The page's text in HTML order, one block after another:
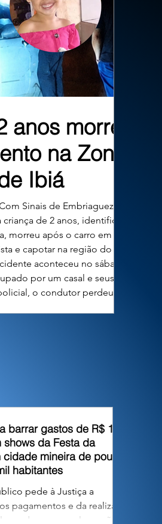
anos morre
na Zona
Ibiá
Sinais de Embriaguez Foi
de 2 anos, identificada
morreu após o carro em que
e capotar na região do Valo
aconteceu no sábado
por um casal e seus dois
o condutor perdeu o
barrar gastos de R$ 1,8
shows da Festa da
mineira de pouco
habitantes
pede à Justiça a
pagamentos e da realização
que os valores são